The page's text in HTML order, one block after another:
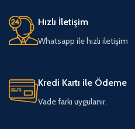
Hızlı İletişim
Whatsapp ile hızlı iletişim
Kredi Kartı ile Ödeme
Vade farkı uygulanır.